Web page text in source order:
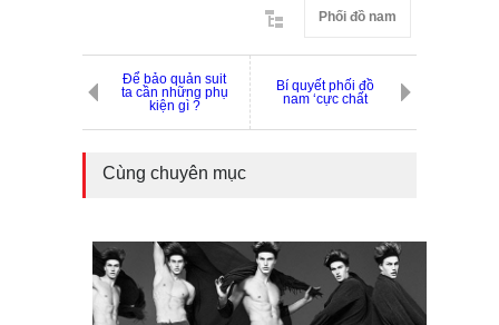
Phối đồ nam
Để bảo quản suit
ta cần những phụ
kiện gì ?
Bí quyết phối đồ
nam ‘cực chất
Cùng chuyên mục